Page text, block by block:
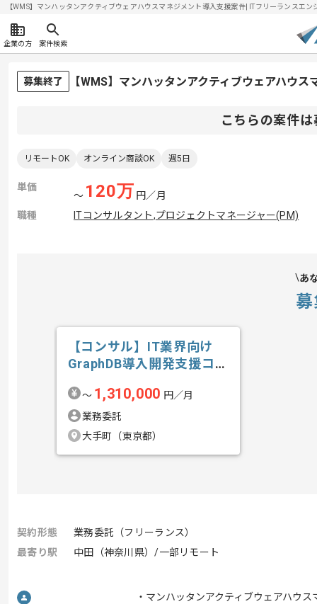
【WMS】マンハッタンアクティブウェアハウスマネジメント導入支援案件| ITフリーランスエ
企業の方 案件検索
募集終了 【WMS】マンハッタンアクティブウェアハウ
こちらの案件
リモートOK オンライン商談OK 週5日
単価
〜 120万 円／月
職種
ITコンサルタント,プロジェクトマネージャー(PM)
あ
【コンサル】IT業界向け
GraphDB導入開発支援コン
〜 1,310,000 円／月
業務委託
大手町（東京都）
契約形態
業務委託（フリーランス）
最寄り駅
中田（神奈川県）/一部リモート
・マンハッタンアクティブウェアハウ